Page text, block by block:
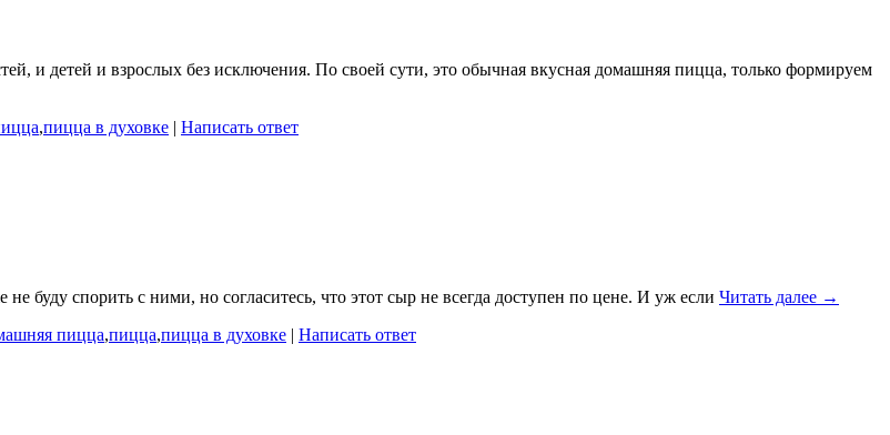
и детей и взрослых без исключения. По своей сути, это обычная вкусная домашняя пицца, только формируем
,пицца в духовке | Написать ответ
буду спорить с ними, но согласитесь, что этот сыр не всегда доступен по цене. И уж если Читать далее →
пицца,пицца,пицца в духовке | Написать ответ